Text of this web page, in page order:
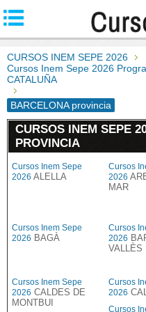
CURSOS INEM SEPE 2026
Cursos Inem Sepe 2026
CATALUÑA
BARCELONA provincia
CURSOS INEM SEPE
PROVINCIA
Cursos Inem Sepe
2026 ALELLA
Cursos
2026
MAR
Cursos Inem Sepe
2026 BAGÀ
Cursos
2026
VALLÈS
Cursos Inem Sepe
2026 CALDES DE
MONTBUI
Cursos
2026
Cursos